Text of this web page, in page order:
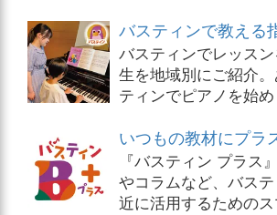
バスティンで教える
バスティンでレッス
生を地域別にご紹介
ティンでピアノを始
いつもの教材にプラ
『バスティン プラス
やコラムなど、バス
近に活用するためのス